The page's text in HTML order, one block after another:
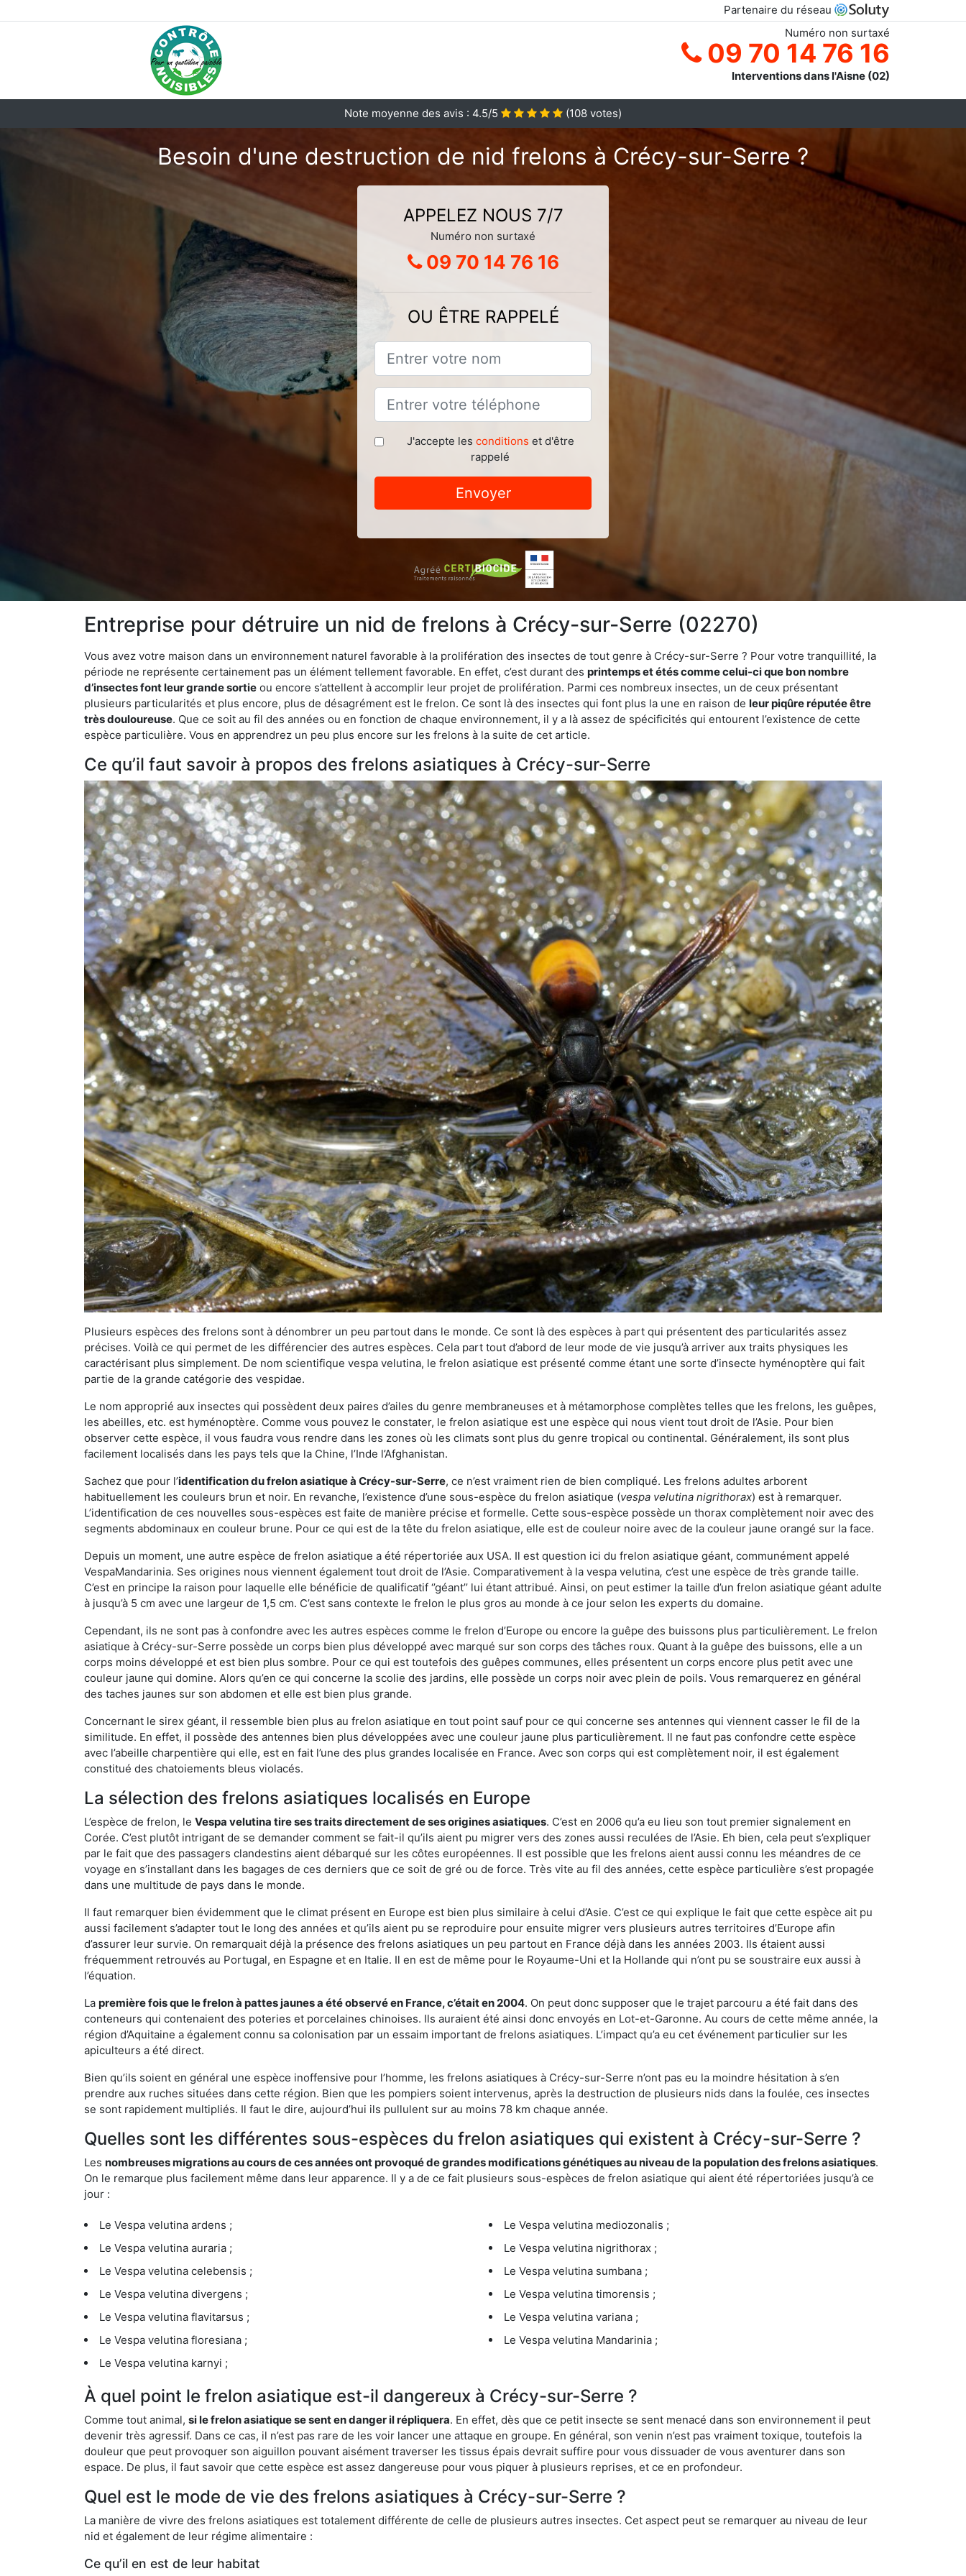
Partenaire du réseau
Numéro non surtaxé
09 70 14 76 16
Interventions dans l'Aisne (02)
Note moyenne des avis : 4.5/5 (108 votes)
Besoin d'une destruction de nid frelons à Crécy-sur-Serre ?
APPELEZ NOUS 7/7
Numéro non surtaxé
09 70 14 76 16
OU ÊTRE RAPPELÉ
J'accepte les conditions et d'être
rappelé
Envoyer
Entreprise pour détruire un nid de frelons à Crécy-sur-Serre (02270)
Vous avez votre maison dans un environnement naturel favorable à la prolifération des insectes de tout genre à Crécy-sur-Serre ? Pour votre tranquillité, la
période ne représente certainement pas un élément tellement favorable. En effet, c’est durant des printemps et étés comme celui-ci que bon nombre
d’insectes font leur grande sortie ou encore s’attellent à accomplir leur projet de prolifération. Parmi ces nombreux insectes, un de ceux présentant
plusieurs particularités et plus encore, plus de désagrément est le frelon. Ce sont là des insectes qui font plus la une en raison de leur piqûre réputée être
très douloureuse. Que ce soit au fil des années ou en fonction de chaque environnement, il y a là assez de spécificités qui entourent l’existence de cette
espèce particulière. Vous en apprendrez un peu plus encore sur les frelons à la suite de cet article.
Ce qu’il faut savoir à propos des frelons asiatiques à Crécy-sur-Serre
Plusieurs espèces des frelons sont à dénombrer un peu partout dans le monde. Ce sont là des espèces à part qui présentent des particularités assez
précises. Voilà ce qui permet de les différencier des autres espèces. Cela part tout d’abord de leur mode de vie jusqu’à arriver aux traits physiques les
caractérisant plus simplement. De nom scientifique vespa velutina, le frelon asiatique est présenté comme étant une sorte d’insecte hyménoptère qui fait
partie de la grande catégorie des vespidae.
Le nom approprié aux insectes qui possèdent deux paires d’ailes du genre membraneuses et à métamorphose complètes telles que les frelons, les guêpes,
les abeilles, etc. est hyménoptère. Comme vous pouvez le constater, le frelon asiatique est une espèce qui nous vient tout droit de l’Asie. Pour bien
observer cette espèce, il vous faudra vous rendre dans les zones où les climats sont plus du genre tropical ou continental. Généralement, ils sont plus
facilement localisés dans les pays tels que la Chine, l’Inde l’Afghanistan.
Sachez que pour l’identification du frelon asiatiqueà Crécy-sur-Serre, ce n’est vraiment rien de bien compliqué. Les frelons adultes arborent
habituellement les couleurs brun et noir. En revanche, l’existence d’une sous-espèce du frelon asiatique (vespa velutina nigrithorax) est à remarquer.
L’identification de ces nouvelles sous-espèces est faite de manière précise et formelle. Cette sous-espèce possède un thorax complètement noir avec des
segments abdominaux en couleur brune. Pour ce qui est de la tête du frelon asiatique, elle est de couleur noire avec de la couleur jaune orangé sur la face.
Depuis un moment, une autre espèce de frelon asiatique a été répertoriée aux USA. Il est question ici du frelon asiatique géant, communément appelé
VespaMandarinia. Ses origines nous viennent également tout droit de l’Asie. Comparativement à la vespa velutina, c’est une espèce de très grande taille.
C’est en principe la raison pour laquelle elle bénéficie de qualificatif ‘’géant’’ lui étant attribué. Ainsi, on peut estimer la taille d’un frelon asiatique géant adulte
à jusqu’à 5 cm avec une largeur de 1,5 cm. C’est sans contexte le frelon le plus gros au monde à ce jour selon les experts du domaine.
Cependant, ils ne sont pas à confondre avec les autres espèces comme le frelon d’Europe ou encore la guêpe des buissons plus particulièrement. Le frelon
asiatique à Crécy-sur-Serre possède un corps bien plus développé avec marqué sur son corps des tâches roux. Quant à la guêpe des buissons, elle a un
corps moins développé et est bien plus sombre. Pour ce qui est toutefois des guêpes communes, elles présentent un corps encore plus petit avec une
couleur jaune qui domine. Alors qu’en ce qui concerne la scolie des jardins, elle possède un corps noir avec plein de poils. Vous remarquerez en général
des taches jaunes sur son abdomen et elle est bien plus grande.
Concernant le sirex géant, il ressemble bien plus au frelon asiatique en tout point sauf pour ce qui concerne ses antennes qui viennent casser le fil de la
similitude. En effet, il possède des antennes bien plus développées avec une couleur jaune plus particulièrement. Il ne faut pas confondre cette espèce
avec l’abeille charpentière qui elle, est en fait l’une des plus grandes localisée en France. Avec son corps qui est complètement noir, il est également
constitué des chatoiements bleus violacés.
La sélection des frelons asiatiques localisés en Europe
L’espèce de frelon, le Vespa velutina tire ses traits directement de ses origines asiatiques. C’est en 2006 qu’a eu lieu son tout premier signalement en
Corée. C’est plutôt intrigant de se demander comment se fait-il qu’ils aient pu migrer vers des zones aussi reculées de l’Asie. Eh bien, cela peut s’expliquer
par le fait que des passagers clandestins aient débarqué sur les côtes européennes. Il est possible que les frelons aient aussi connu les méandres de ce
voyage en s’installant dans les bagages de ces derniers que ce soit de gré ou de force. Très vite au fil des années, cette espèce particulière s’est propagée
dans une multitude de pays dans le monde.
Il faut remarquer bien évidemment que le climat présent en Europe est bien plus similaire à celui d’Asie. C’est ce qui explique le fait que cette espèce ait pu
aussi facilement s’adapter tout le long des années et qu’ils aient pu se reproduire pour ensuite migrer vers plusieurs autres territoires d’Europe afin
d’assurer leur survie. On remarquait déjà la présence des frelons asiatiques un peu partout en France déjà dans les années 2003. Ils étaient aussi
fréquemment retrouvés au Portugal, en Espagne et en Italie. Il en est de même pour le Royaume-Uni et la Hollande qui n’ont pu se soustraire eux aussi à
l’équation.
La première fois que le frelon à pattes jaunes a été observé en France, c’était en 2004. On peut donc supposer que le trajet parcouru a été fait dans des
conteneurs qui contenaient des poteries et porcelaines chinoises. Ils auraient été ainsi donc envoyés en Lot-et-Garonne. Au cours de cette même année, la
région d’Aquitaine a également connu sa colonisation par un essaim important de frelons asiatiques. L’impact qu’a eu cet événement particulier sur les
apiculteurs a été direct.
Bien qu’ils soient en général une espèce inoffensive pour l’homme, les frelons asiatiques à Crécy-sur-Serre n’ont pas eu la moindre hésitation à s’en
prendre aux ruches situées dans cette région. Bien que les pompiers soient intervenus, après la destruction de plusieurs nids dans la foulée, ces insectes
se sont rapidement multipliés. Il faut le dire, aujourd’hui ils pullulent sur au moins 78 km chaque année.
Quelles sont les différentes sous-espèces du frelon asiatiques qui existent à Crécy-sur-Serre ?
Les nombreuses migrations au cours de ces années ont provoqué de grandes modifications génétiques au niveau de la population des frelons asiatiques.
On le remarque plus facilement même dans leur apparence. Il y a de ce fait plusieurs sous-espèces de frelon asiatique qui aient été répertoriées jusqu’à ce
jour :
Le Vespa velutina ardens ;
Le Vespa velutina auraria ;
Le Vespa velutina celebensis ;
Le Vespa velutina divergens ;
Le Vespa velutina flavitarsus ;
Le Vespa velutina floresiana ;
Le Vespa velutina karnyi ;
Le Vespa velutina mediozonalis ;
Le Vespa velutina nigrithorax ;
Le Vespa velutina sumbana ;
Le Vespa velutina timorensis ;
Le Vespa velutina variana ;
Le Vespa velutina Mandarinia ;
À quel point le frelon asiatique est-il dangereux à Crécy-sur-Serre ?
Comme tout animal, si le frelon asiatique se sent en danger il répliquera. En effet, dès que ce petit insecte se sent menacé dans son environnement il peut
devenir très agressif. Dans ce cas, il n’est pas rare de les voir lancer une attaque en groupe. En général, son venin n’est pas vraiment toxique, toutefois la
douleur que peut provoquer son aiguillon pouvant aisément traverser les tissus épais devrait suffire pour vous dissuader de vous aventurer dans son
espace. De plus, il faut savoir que cette espèce est assez dangereuse pour vous piquer à plusieurs reprises, et ce en profondeur.
Quel est le mode de vie des frelons asiatiques à Crécy-sur-Serre ?
La manière de vivre des frelons asiatiques est totalement différente de celle de plusieurs autres insectes. Cet aspect peut se remarquer au niveau de leur
nid et également de leur régime alimentaire :
Ce qu’il en est de leur habitat